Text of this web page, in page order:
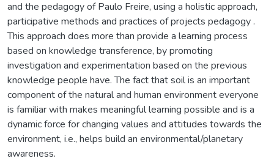
and the pedagogy of Paulo Freire, using a holistic approach,
participative methods and practices of projects pedagogy .
This approach does more than provide a learning process
based on knowledge transference, by promoting
investigation and experimentation based on the previous
knowledge people have. The fact that soil is an important
component of the natural and human environment everyone
is familiar with makes meaningful learning possible and is a
dynamic force for changing values and attitudes towards the
environment, i.e., helps build an environmental/planetary
awareness.